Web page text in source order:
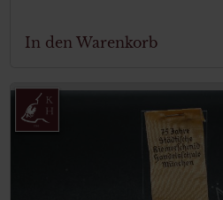
In den Warenkorb